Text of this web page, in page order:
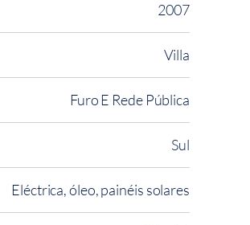
2007
Villa
Furo E Rede Pública
Sul
Eléctrica, óleo, painéis solares